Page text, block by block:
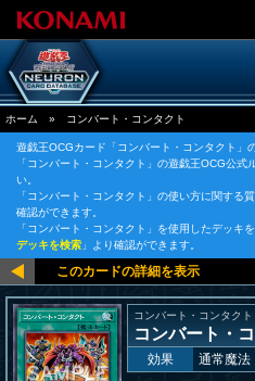
ホーム » コンバート・コンタクト
遊戯王OCGカード「コンバート・コンタクト」
「コンバート・コンタクト」の遊戯王OCG公
い。
「コンバート・コンタクト」の使い方に関する
確認ができます。
「コンバート・コンタクト」を使用したデッキ
デッキを検索 」より確認ができます。
コンバート・コンタクト
コンバート・
効果 通常魔法